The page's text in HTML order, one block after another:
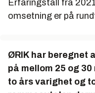
Erfaringstall fra
omsetning er på
ØRIK har beregnet
på mellom 25 og
to års varighet og